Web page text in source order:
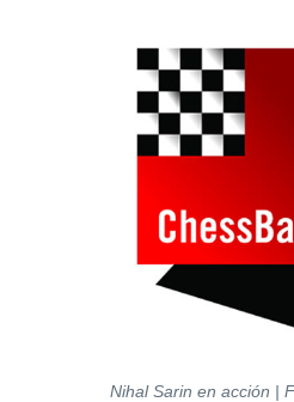
Nihal Sarin en acción |